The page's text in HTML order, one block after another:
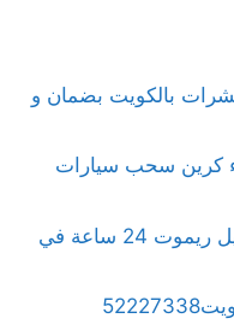
بالكويت بضمان و
كرين سحب سيارات
برمجة رسيفر و توصيل ريموت 24 ساعة في